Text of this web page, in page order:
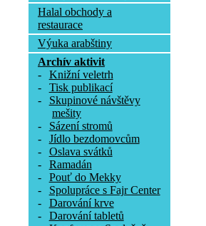
Halal obchody a
restaurace
Výuka arabštiny
Archív aktivit
-
Knižní veletrh
-
Tisk publikací
-
Skupinové návštěvy
mešity
-
Sázení stromů
-
Jídlo bezdomovcům
-
Oslava svátků
-
Ramadán
-
Pouť do Mekky
-
Spolupráce s Fajr Center
-
Darování krve
-
Darování tabletů